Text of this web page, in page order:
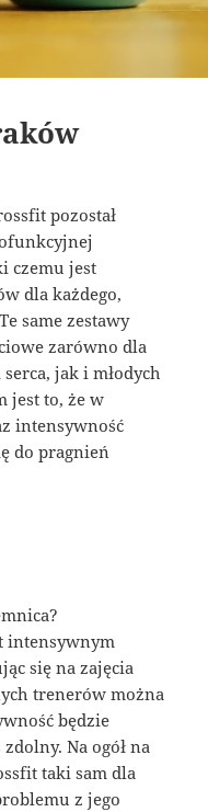
pozostał
czemu jest
dla każdego,
same zestawy
zarówno dla
jak i młodych
jest to, że w
intensywność
do pragnień
intensywnym
się na zajęcia
trenerów można
będzie
Na ogół na
taki sam dla
z jego